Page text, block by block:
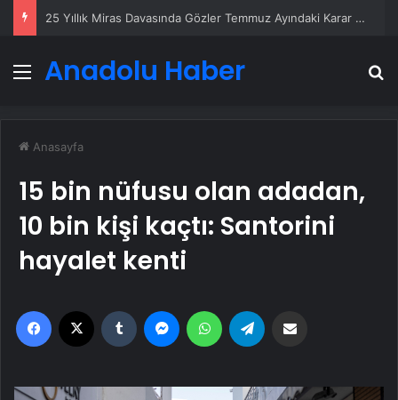
25 Yıllık Miras Davasında Gözler Temmuz Ayındaki Karar Duruşmasına Çevrildi
Menü
Anadolu Haber
Anasayfa
15 bin nüfusu olan adadan,
10 bin kişi kaçtı: Santorini
hayalet kenti
Facebook Tumblr MessengerWhatsApp